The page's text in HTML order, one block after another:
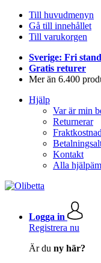
Till huvudmenyn
Gå till innehållet
Till varukorgen
Sverige: Fri
Gratis returer
Mer än 6.400
Hjälp
Var är min
Returnerar
Kontakt
Alla
Logga in
Registrera nu
Är du ny här?